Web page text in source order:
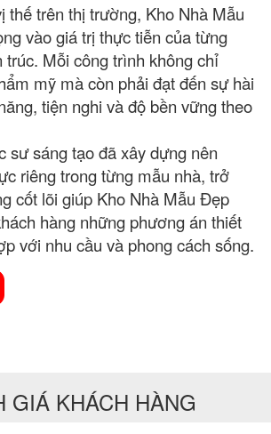
thế trên thị trường, Kho Nhà Mẫu
vào giá trị thực tiễn của từng
trúc. Mỗi công trình không chỉ
mỹ mà còn phải đạt đến sự hài
tiện nghi và độ bền vững theo
sư sáng tạo đã xây dựng nên
riêng trong từng mẫu nhà, trở
cốt lõi giúp Kho Nhà Mẫu Đẹp
hàng những phương án thiết
với nhu cầu và phong cách sống.
GIÁ KHÁCH HÀNG